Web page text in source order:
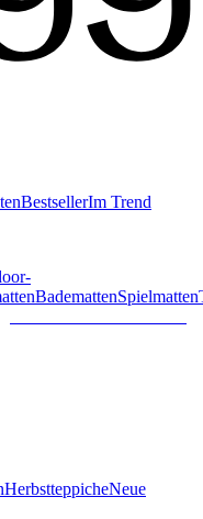
BestsellerIm Trend
BademattenSpielmatten
HerbstteppicheNeue